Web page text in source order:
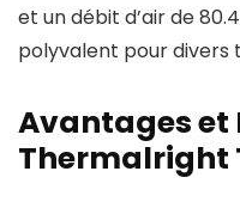
et un débit d’air de
polyvalent pour divers
Avantages et
Thermalright